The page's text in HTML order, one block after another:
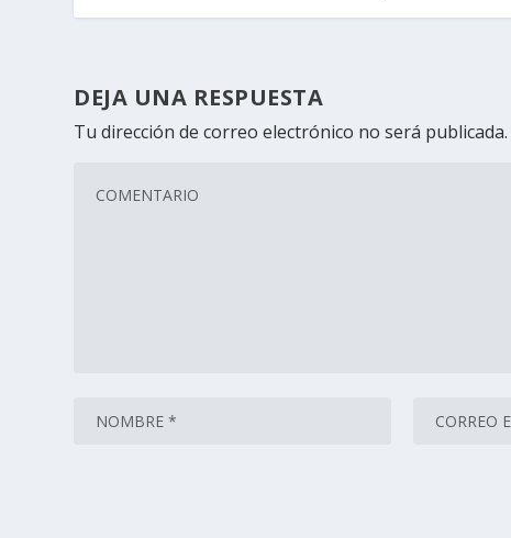
DEJA UNA RESPUESTA
Tu dirección de correo electrónico no será publicada.